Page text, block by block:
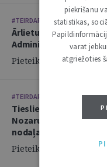
#TEIRDARBS
Ārlietu ministrija aicina
Administratīvi
Pieteikšanās līdz:
#TEIRDARBS
Tieslietu ministrija
Nozaru politikas
nodaļas juristu
Pieteikšanās līdz:
piekrišanu
statistikas,
varat
atgriežoties